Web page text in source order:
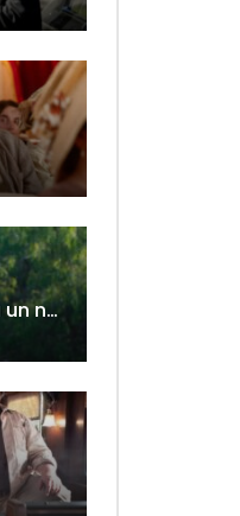
Manual para detectar a un narcisista